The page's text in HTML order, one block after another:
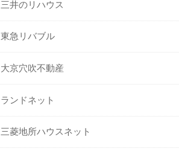
三井のリハウス
東急リバブル
大京穴吹不動産
ランドネット
三菱地所ハウスネット